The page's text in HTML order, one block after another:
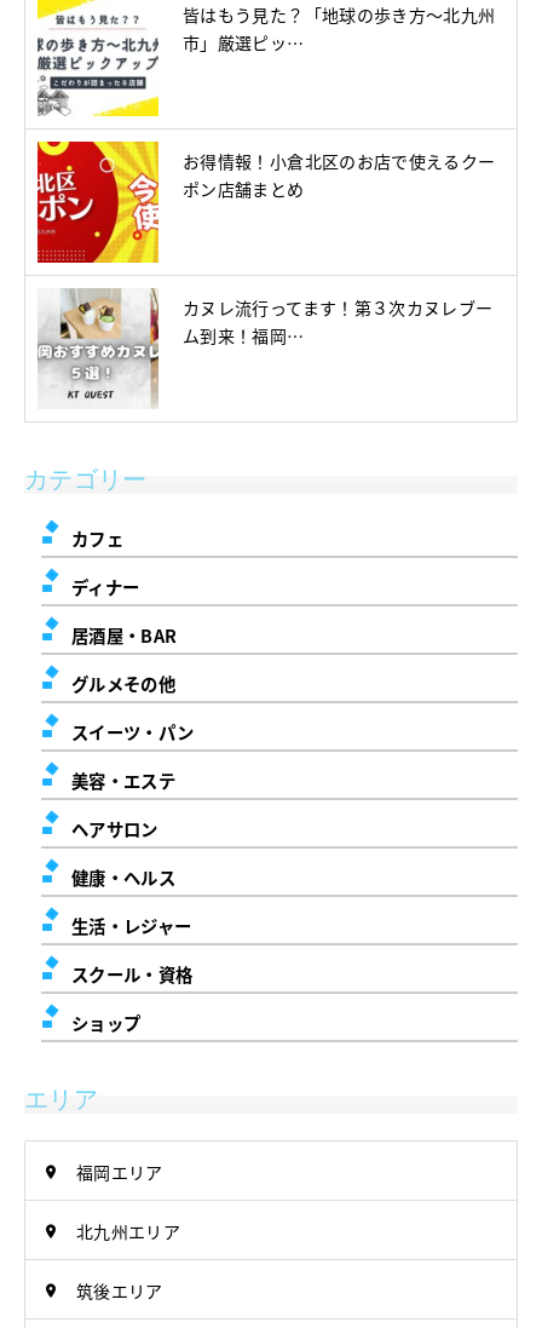
皆はもう見た？「地球の歩き方～北九州
市」厳選ピッ…
お得情報！小倉北区のお店で使えるクー
ポン店舗まとめ
カヌレ流行ってます！第３次カヌレブー
ム到来！福岡…
カテゴリー
カフェ
ディナー
居酒屋・BAR
グルメその他
スイーツ・パン
美容・エステ
ヘアサロン
健康・ヘルス
生活・レジャー
スクール・資格
ショップ
エリア
福岡エリア
北九州エリア
筑後エリア